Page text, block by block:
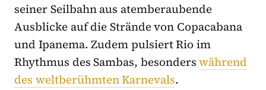
seiner Seilbahn aus atemberaubende
Ausblicke auf die Strände von Copacabana
und Ipanema. Zudem pulsiert Rio im
Rhythmus des Sambas, besonderswährend
des weltberühmten Karnevals.